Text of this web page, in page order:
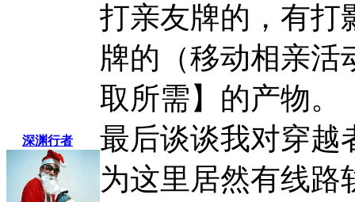
深渊行者
打亲友牌的，有打
牌的（移动相亲活
取所需】的产物。
最后谈谈我对穿越
为这里居然有线路